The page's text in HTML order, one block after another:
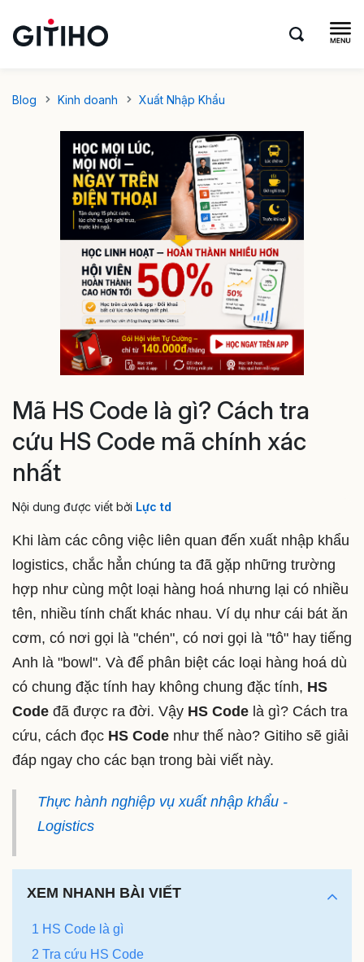
Blog Kinh doanh Xuất Nhập Khẩu
Mã HS Code là gì? Cách tra
cứu HS Code mã chính xác
nhất
Nội dung được viết bởi Lực td
Khi làm các công việc liên quan đến xuất nhập khẩu
logistics, chắc hẳn chúng ta đã gặp những trường
hợp như cùng một loại hàng hoá nhưng lại có nhiều
tên, nhiều tính chất khác nhau. Ví dụ như cái bát ăn
cơm, có nơi gọi là "chén", có nơi gọi là "tô" hay tiếng
Anh là "bowl". Và để phân biệt các loại hàng hoá dù
có chung đặc tính hay không chung đặc tính, HS
Code đã được ra đời. Vậy HS Code là gì? Cách tra
cứu, cách đọc HS Code như thế nào? Gitiho sẽ giải
đáp ngay cho các bạn trong bài viết này.
Thực hành nghiệp vụ xuất nhập khẩu -
Logistics
XEM NHANH BÀI VIẾT
1 HS Code là gì
2 Tra cứu HS Code